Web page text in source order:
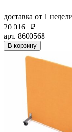
доставка от 1 недели
20 016
₽
арт. 8600568
В корзину